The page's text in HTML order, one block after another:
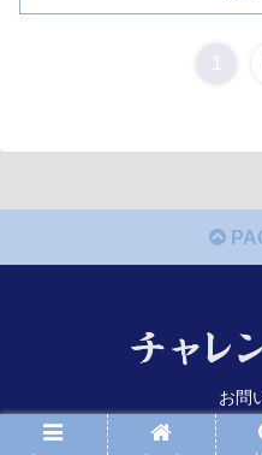
お問
© 2022 チ